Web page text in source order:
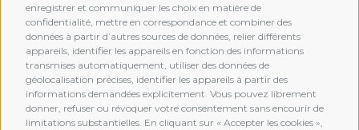
enregistrer et communiquer les choix en matière de
confidentialité, mettre en correspondance et combiner des
données à partir d’autres sources de données, relier différents
appareils, identifier les appareils en fonction des informations
transmises automatiquement, utiliser des données de
géolocalisation précises, identifier les appareils à partir des
informations demandées explicitement. Vous pouvez librement
donner, refuser ou révoquer votre consentement sans encourir de
limitations substantielles. En cliquant sur « Accepter les cookies »,
MEMBERSHIP